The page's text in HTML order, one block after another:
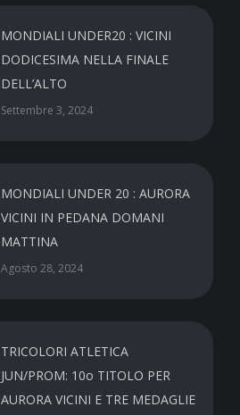
MONDIALI UNDER20 : VICINI
DODICESIMA NELLA FINALE
DELL’ALTO
Settembre 3, 2024
MONDIALI UNDER 20 : AURORA
VICINI IN PEDANA DOMANI
MATTINA
Agosto 28, 2024
TRICOLORI ATLETICA
JUN/PROM: 10o TITOLO PER
AURORA VICINI E TRE MEDAGLIE